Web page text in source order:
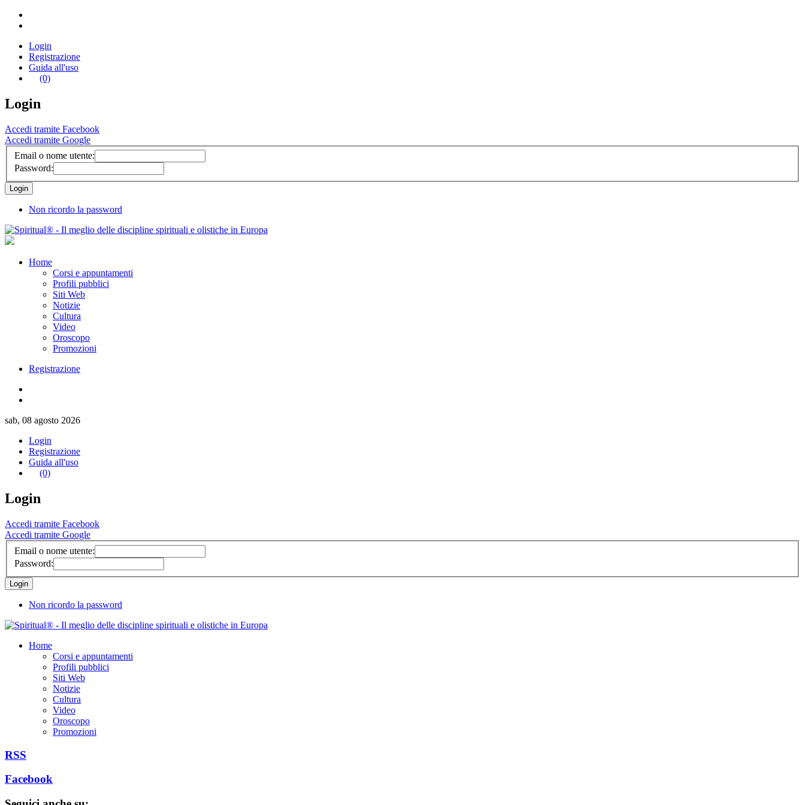
Login
Registrazione
Guida all'uso
(0)
Login
Accedi tramite Facebook
Accedi tramite Google
Email o nome utente:
Password:
Non ricordo la password
Home
Corsi e appuntamenti
Profili pubblici
Siti Web
Notizie
Cultura
Video
Oroscopo
Promozioni
Registrazione
sab, 08 agosto 2026
Login
Registrazione
Guida all'uso
(0)
Login
Accedi tramite Facebook
Accedi tramite Google
Email o nome utente:
Password:
Non ricordo la password
Home
Corsi e appuntamenti
Profili pubblici
Siti Web
Notizie
Cultura
Video
Oroscopo
Promozioni
RSS
Facebook